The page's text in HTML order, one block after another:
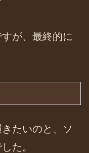
が、最終的に
たいのと、ソ
た。